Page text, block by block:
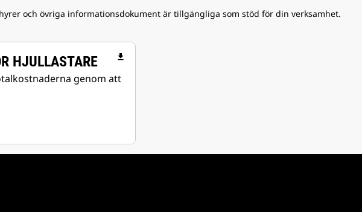
och övriga informationsdokument är tillgängliga som stöd för din verksamhet.
HJULLASTARE file_download
genom att